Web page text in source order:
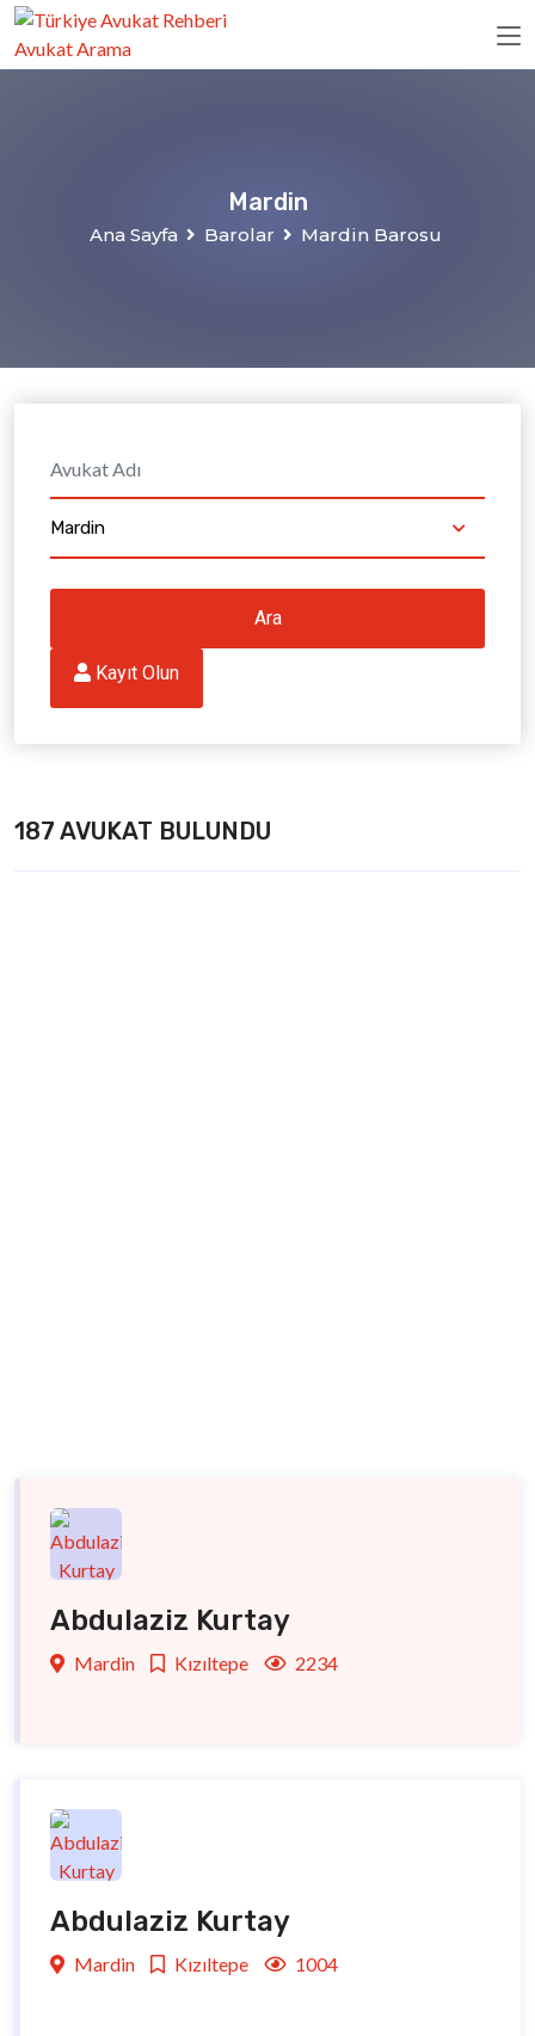
Mardin
Ana Sayfa Barolar Mardin Barosu
Mardin
Ara
Kayıt Olun
187 AVUKAT BULUNDU
Abdulaziz Kurtay
Mardin Kızıltepe 2234
Abdulaziz Kurtay
Mardin Kızıltepe 1004